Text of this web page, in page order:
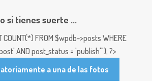
o si tienes suerte ...
COUNT(*) FROM $wpdb->posts WHERE
AND post_status = 'publish'"); ?>
a una de las fotos